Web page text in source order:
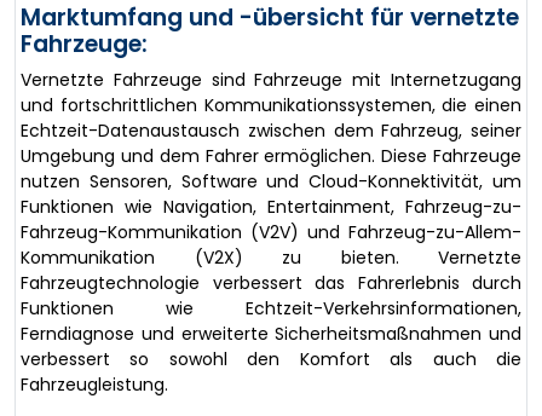
Marktumfang und -übersicht für vernetzte
Fahrzeuge:
Vernetzte Fahrzeuge sind Fahrzeuge mit Internetzugang
und fortschrittlichen Kommunikationssystemen, die einen
Echtzeit-Datenaustausch zwischen dem Fahrzeug, seiner
Umgebung und dem Fahrer ermöglichen. Diese Fahrzeuge
nutzen Sensoren, Software und Cloud-Konnektivität, um
Funktionen wie Navigation, Entertainment, Fahrzeug-zu-
Fahrzeug-Kommunikation (V2V) und Fahrzeug-zu-Allem-
Kommunikation (V2X) zu bieten. Vernetzte
Fahrzeugtechnologie verbessert das Fahrerlebnis durch
Funktionen wie Echtzeit-Verkehrsinformationen,
Ferndiagnose und erweiterte Sicherheitsmaßnahmen und
verbessert so sowohl den Komfort als auch die
Fahrzeugleistung.